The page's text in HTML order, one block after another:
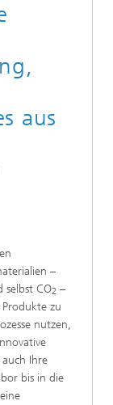
aus
–
selbst CO2 –
zu
nutzen,
Ihre
bis in die